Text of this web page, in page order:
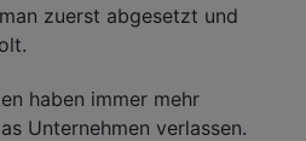
zuerst abgesetzt und
haben immer mehr
Unternehmen verlassen.